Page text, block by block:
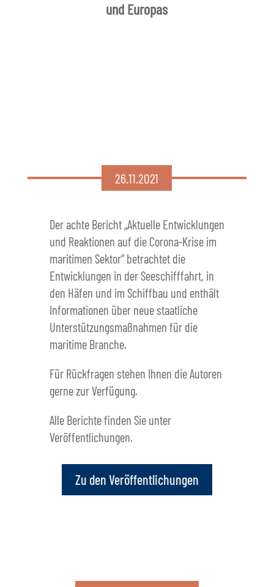
und Europas
26.11.2021
Der achte Bericht „Aktuelle Entwicklungen
und Reaktionen auf die Corona-Krise im
maritimen Sektor“ betrachtet die
Entwicklungen in der Seeschifffahrt, in
den Häfen und im Schiffbau und enthält
Informationen über neue staatliche
Unterstützungsmaßnahmen für die
maritime Branche.
Für Rückfragen stehen Ihnen die Autoren
gerne zur Verfügung.
Alle Berichte finden Sie unter
Veröffentlichungen.
Zu den Veröffentlichungen